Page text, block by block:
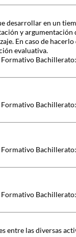
desarrollar en un
y argumentación
En caso de hacerlo
evaluativa.
entre las diversas